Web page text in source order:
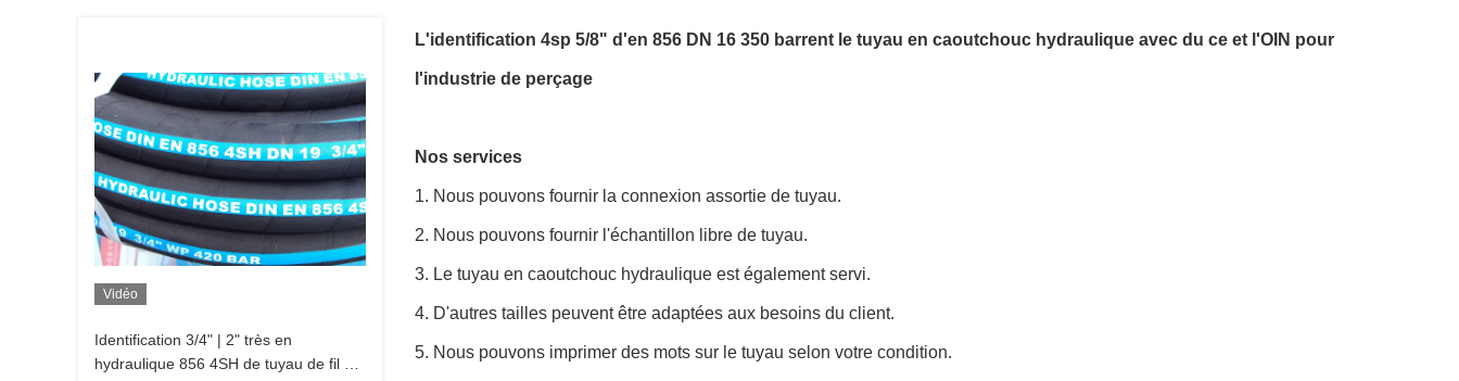
Vidéo
Identification 3/4" | 2" très en
hydraulique 856 4SH de tuyau de fil de
L'identification 4sp 5/8" d'en 856 DN 16 350 barrent le tuyau en caoutchouc hydraulique avec du ce et l'OIN pour
l'industrie de perçage
Nos services
1. Nous pouvons fournir la connexion assortie de tuyau.
2. Nous pouvons fournir l'échantillon libre de tuyau.
3. Le tuyau en caoutchouc hydraulique est également servi.
4. D'autres tailles peuvent être adaptées aux besoins du client.
5. Nous pouvons imprimer des mots sur le tuyau selon votre condition.